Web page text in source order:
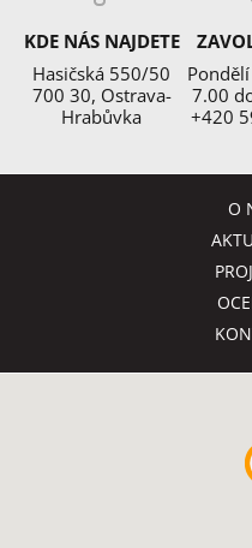
KDE NÁS NAJDETE
Hasičská 550/50
700 30, Ostrava-
Hrabůvka
7.00
+420
O